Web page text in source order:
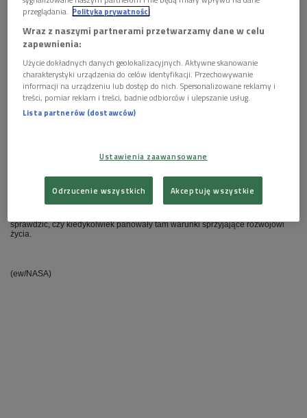
W poniedziałek Curiosity wyciągnął szufelkę, nabrał trochę gleby i "wsadził
do buzi”, jak malowniczo opisują to amerykańskie serwisy.
prześwietlał, aby ustalić jej geologiczną historię. Kiedy gleba zostanie starta
instrument zwany CheMin.
sprawdzić, czy kiedykolwiek panowały tam warunki sprzyjające rozwojowi
życia.
(ew/NASA)
przeglądania. Polityka prywatności
Wraz z naszymi partnerami przetwarzamy dane w celu
zapewnienia:
Użycie dokładnych danych geolokalizacyjnych. Aktywne skanowanie
charakterystyki urządzenia do celów identyfikacji. Przechowywanie
informacji na urządzeniu lub dostęp do nich. Spersonalizowane reklamy i
treści, pomiar reklam i treści, badnie odbiorców i ulepszanie usług.
Lista partnerów (dostawców)
Ustawienia zaawansowane
Odrzucenie wszystkich Akceptuję wszystkie